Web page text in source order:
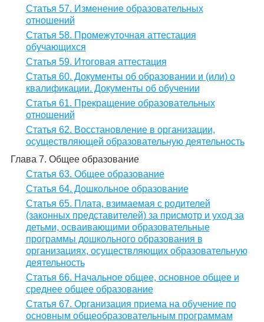
Статья 57. Изменение образовательных
отношений
Статья 58. Промежуточная аттестация
обучающихся
Статья 59. Итоговая аттестация
Статья 60. Документы об образовании и (или) о
квалификации. Документы об обучении
Статья 61. Прекращение образовательных
отношений
Статья 62. Восстановление в организации,
осуществляющей образовательную деятельность
Глава 7. Общее образование
Статья 63. Общее образование
Статья 64. Дошкольное образование
Статья 65. Плата, взимаемая с родителей
(законных представителей) за присмотр и уход за
детьми, осваивающими образовательные
программы дошкольного образования в
организациях, осуществляющих образовательную
деятельность
Статья 66. Начальное общее, основное общее и
среднее общее образование
Статья 67. Организация приема на обучение по
основным общеобразовательным программам